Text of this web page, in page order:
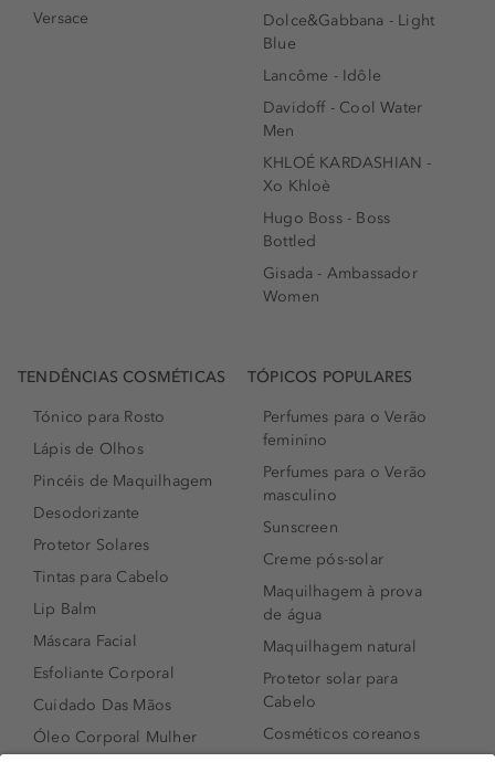
Versace
Dolce&Gabbana - Light
Blue
Lancôme - Idôle
Davidoff - Cool Water
Men
KHLOÉ KARDASHIAN -
Xo Khloè
Hugo Boss - Boss
Bottled
Gisada - Ambassador
Women
TENDÊNCIAS COSMÉTICAS
Tónico para Rosto
Lápis de Olhos
Pincéis de Maquilhagem
Desodorizante
Protetor Solares
Tintas para Cabelo
Lip Balm
Máscara Facial
Esfoliante Corporal
Cuidado Das Mãos
Óleo Corporal Mulher
TÓPICOS POPULARES
Perfumes para o Verão
feminino
Perfumes para o Verão
masculino
Sunscreen
Creme pós-solar
Maquilhagem à prova
de água
Maquilhagem natural
Protetor solar para
Cabelo
Cosméticos coreanos